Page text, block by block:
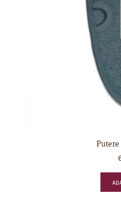
Putere